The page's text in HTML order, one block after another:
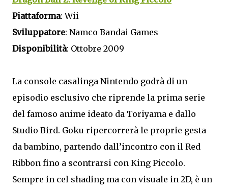
Piattaforma: Wii
Sviluppatore: Namco Bandai Games
Disponibilità: Ottobre 2009
La console casalinga Nintendo godrà di un
episodio esclusivo che riprende la prima serie
del famoso anime ideato da Toriyama e dallo
Studio Bird. Goku ripercorrerà le proprie gesta
da bambino, partendo dall’incontro con il Red
Ribbon fino a scontrarsi con King Piccolo.
Sempre in cel shading ma con visuale in 2D, è un